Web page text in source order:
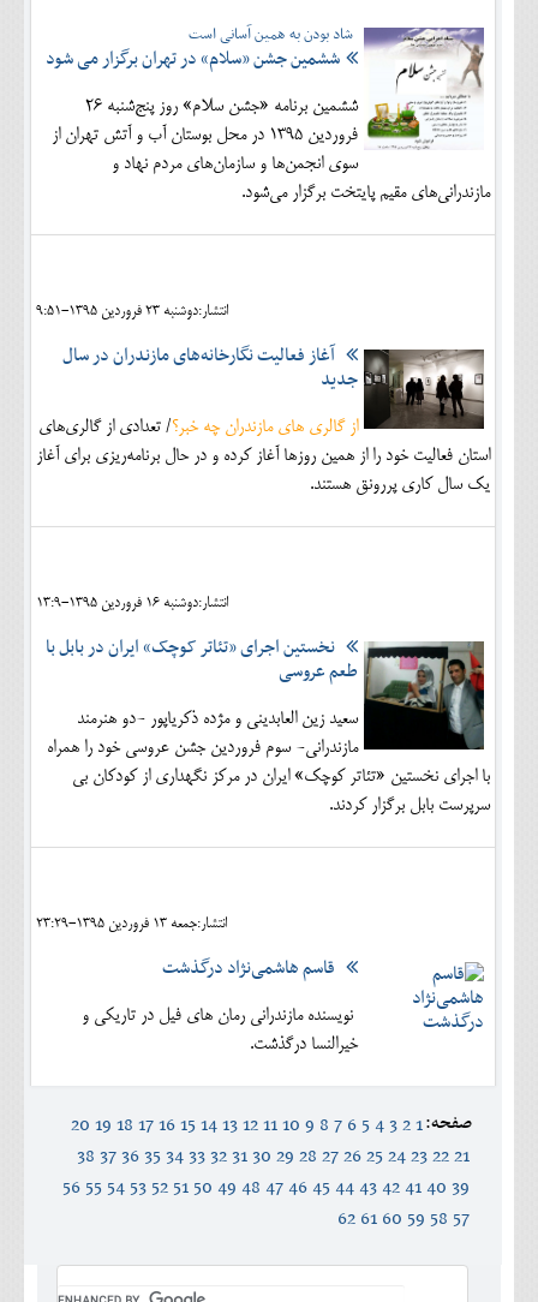
شاد بودن به همین آسانی است
ششمین جشن «سلام» در تهران برگزار می شود
ششمین برنامه «جشن سلام» روز پنج‌شنبه ٢٦
فروردین ١٣٩٥ در محل بوستان آب و آتش تهران از
سوی انجمن‌ها و سازمان‌های مردم نهاد و
مازندرانی‌های مقیم پایتخت برگزار می‌شود.
انتشار:دوشنبه 23 فروردين 1395-9:51
آغاز فعالیت نگارخانه‌های مازندران در سال
جدید
از گالری های مازندران چه خبر؟/ تعدادی از گالری‌های
استان فعالیت خود را از همین روزها آغاز کرده و در حال برنامه‌ریزی برای آغاز
یک سال کاری پررونق هستند.
انتشار:دوشنبه 16 فروردين 1395-13:9
نخستین اجرای «تئاتر کوچک» ایران در بابل با
طعم عروسی
سعید زین العابدینی و مژده ذکریاپور -دو هنرمند
مازندرانی- سوم فروردین جشن عروسی خود را همراه
با اجرای نخستین «تئاتر کوچک» ایران در مرکز نگهداری از کودکان بی
سرپرست بابل برگزار کردند.
انتشار:جمعه 13 فروردين 1395-23:29
قاسم هاشمی‌نژاد درگذشت
نویسنده مازندرانی رمان های فیل در تاریکی و
خیرالنسا درگذشت.
صفحه:1
2
3
4
5
6
7
8
9
10
11
12
13
14
15
16
17
18
19
20
21
22
23
24
25
26
27
28
29
30
31
32
33
34
35
36
37
38
39
40
41
42
43
44
45
46
47
48
49
50
51
52
53
54
55
56
57
58
59
60
61
62